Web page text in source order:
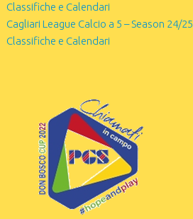
Classifiche e Calendari
Cagliari League Calcio a 5 – Season 24/25
Classifiche e Calendari